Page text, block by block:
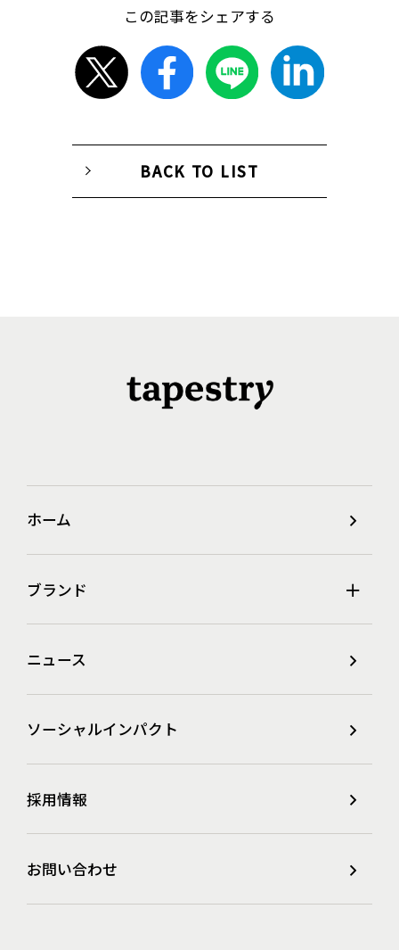
この記事をシェアする
BACK TO LIST
ホーム
ブランド
ニュース
ソーシャルインパクト
採用情報
お問い合わせ